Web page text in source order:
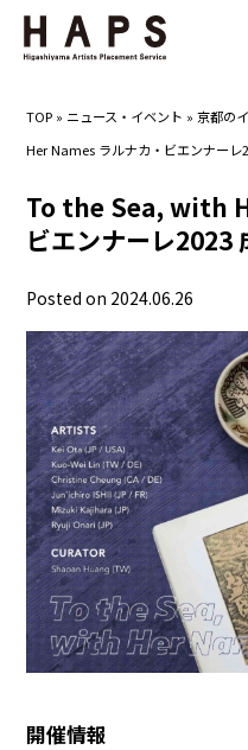
TOP » ニュース・イベント »京都の
Her Names ラルナカ・ビエンナーレ
To the Sea, with
ビエンナーレ2023
Posted on 2024.06.26
開催情報